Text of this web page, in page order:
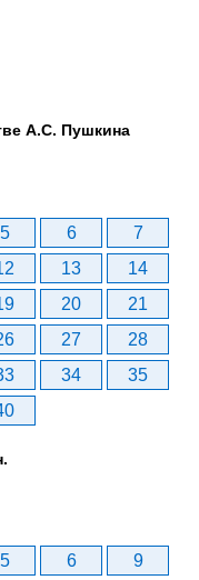
А.С. Пушкина
5 6
7
13
14
20
21
27
28
34
35
5 6
9